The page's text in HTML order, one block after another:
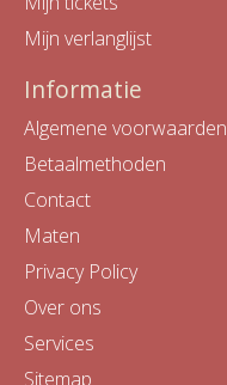
Mijn verlanglijst
Informatie
Algemene voorwaarden
Betaalmethoden
Contact
Maten
Privacy Policy
Over ons
Services
Sitemap